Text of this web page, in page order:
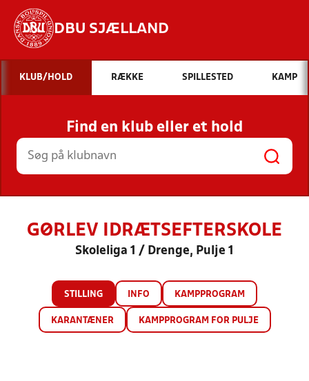
DBU SJÆLLAND
Hvad vil du søge efter?
INDHOLD OG NYHEDER
STILLINGER, RESULTATER, KLUBBER OG
HOLD
KLUB/HOLD RÆKKE SPILLESTED KAMP
Find en klub eller et hold
GØRLEV IDRÆTSEFTERSKOLE
Skoleliga 1 / Drenge, Pulje 1
STILLING INFO KAMPPROGRAM
KARANTÆNER KAMPPROGRAM FOR PULJE